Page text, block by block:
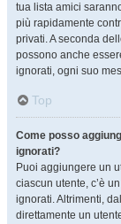
tua lista amici
più rapidamente
privati. A seconda
possono anche
ignorati, ogni suo
Top
Come posso
ignorati?
Puoi aggiungere un
ciascun utente, c’è
ignorati. Altrimenti,
direttamente un